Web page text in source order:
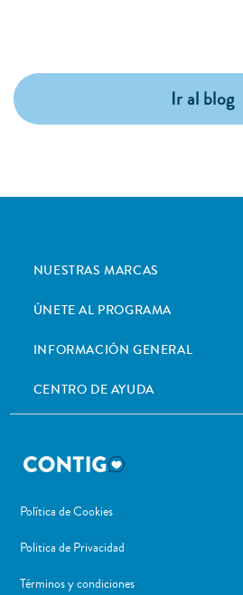
Ir al blog
NUESTRAS MARCAS
ÚNETE AL PROGRAMA
INFORMACIÓN GENERAL
CENTRO DE AYUDA
Política de Cookies
Politica de Privacidad
Términos y condiciones